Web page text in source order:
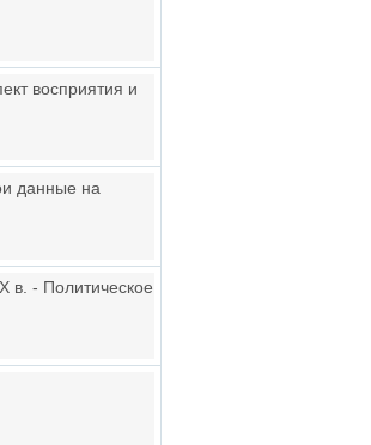
восприятия и
данные на
в. - Политическое